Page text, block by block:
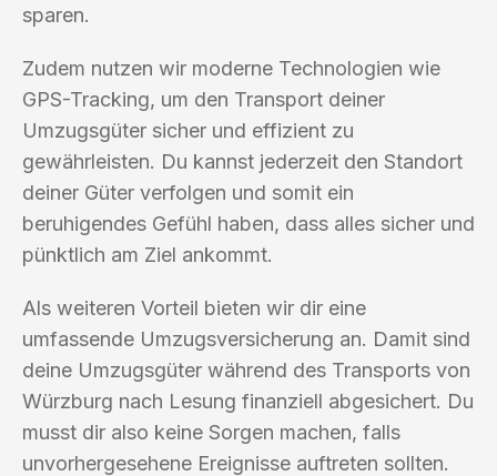
sparen.
Zudem nutzen wir moderne Technologien wie
GPS-Tracking, um den Transport deiner
Umzugsgüter sicher und effizient zu
gewährleisten. Du kannst jederzeit den Standort
deiner Güter verfolgen und somit ein
beruhigendes Gefühl haben, dass alles sicher und
pünktlich am Ziel ankommt.
Als weiteren Vorteil bieten wir dir eine
umfassende Umzugsversicherung an. Damit sind
deine Umzugsgüter während des Transports von
Würzburg nach Lesung finanziell abgesichert. Du
musst dir also keine Sorgen machen, falls
unvorhergesehene Ereignisse auftreten sollten.